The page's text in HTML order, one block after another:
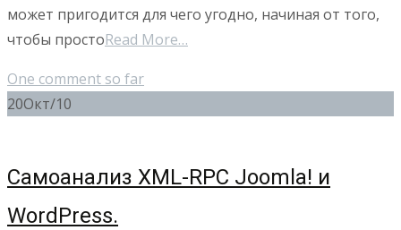
может пригодится для чего угодно, начиная от того,
чтобы простоRead More…
One comment so far
20Окт/10
Самоанализ XML-RPC Joomla! и
WordPress.